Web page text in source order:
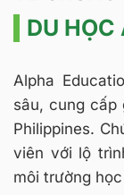
DU HỌC
Alpha
sâu, cung cấp
Philippines.
viên với lộ
môi trường